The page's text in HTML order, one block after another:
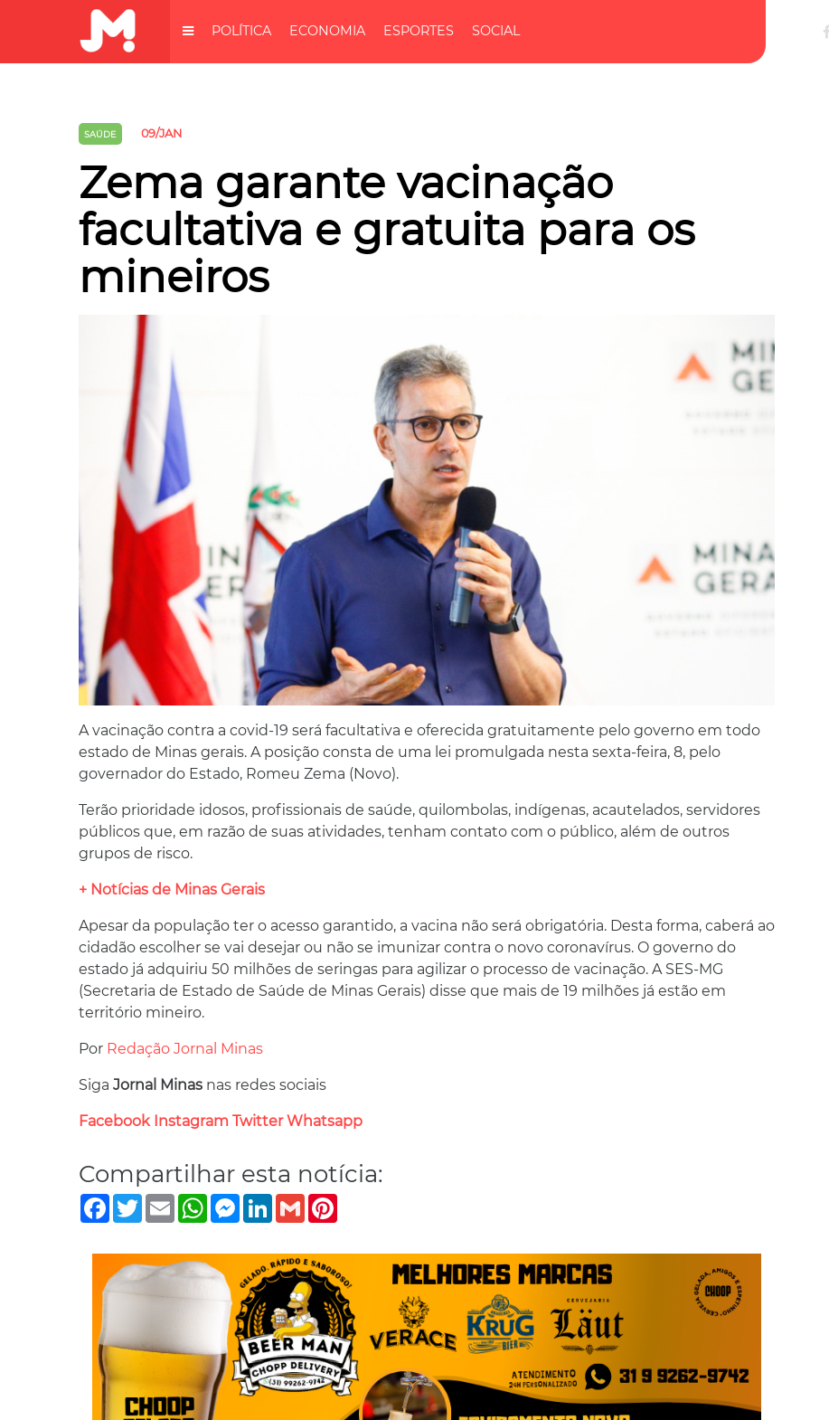
POLÍTICA ECONOMIA ESPORTES SOCIAL
SAÚDE 09/JAN
Zema garante vacinação
facultativa e gratuita para os
mineiros
A vacinação contra a covid-19 será facultativa e oferecida gratuitamente pelo governo em todo
estado de Minas gerais. A posição consta de uma lei promulgada nesta sexta-feira, 8, pelo
governador do Estado, Romeu Zema (Novo).
Terão prioridade idosos, profissionais de saúde, quilombolas, indígenas, acautelados, servidores
públicos que, em razão de suas atividades, tenham contato com o público, além de outros
grupos de risco.
+ Notícias de Minas Gerais
Apesar da população ter o acesso garantido, a vacina não será obrigatória. Desta forma, caberá ao
cidadão escolher se vai desejar ou não se imunizar contra o novo coronavírus. O governo do
estado já adquiriu 50 milhões de seringas para agilizar o processo de vacinação. A SES-MG
(Secretaria de Estado de Saúde de Minas Gerais) disse que mais de 19 milhões já estão em
território mineiro.
Por Redação Jornal Minas
Siga Jornal Minas nas redes sociais
Facebook Instagram Twitter Whatsapp
Compartilhar esta notícia:
Facebook
TwitterEmailWhatsApp
Messenger
LinkedIn
Gmail